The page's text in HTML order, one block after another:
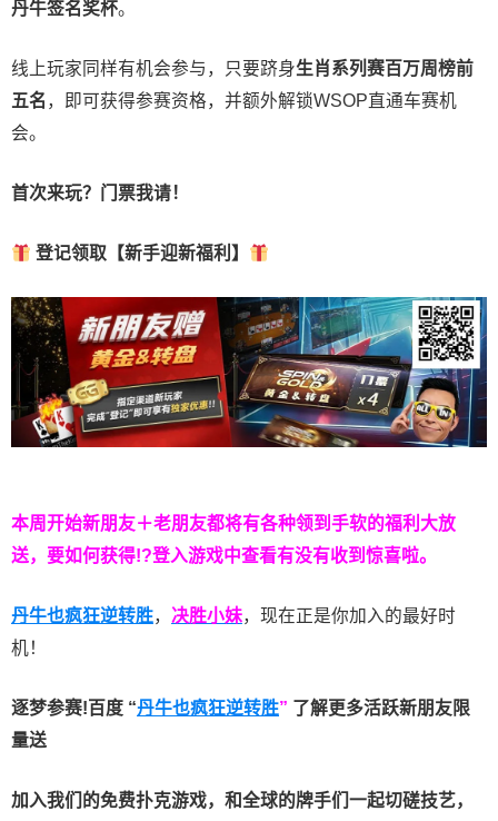
丹牛签名奖杯。
线上玩家同样有机会参与，只要跻身生肖系列赛百万周榜前
五名 ，即可获得参赛资格，并额外解锁WSOP直通车赛机
会。
首次来玩？门票我请！
登记领取【新手迎新福利】
本周开始新朋友＋老朋友都将有各种领到手软的福利大放
送，要如何获得!?登入游戏中查看有没有收到惊喜啦。
丹牛也疯狂逆转胜， 决胜小妹，现在正是你加入的最好时
机！
逐梦参赛!百度 “丹牛也疯狂逆转胜” 了解更多活跃新朋友限
量送
加入我们的免费扑克游戏，和全球的牌手们一起切磋技艺，